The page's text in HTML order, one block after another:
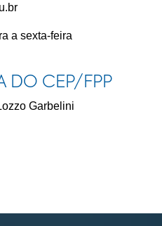
a sexta-feira
DO CEP/FPP
Garbelini